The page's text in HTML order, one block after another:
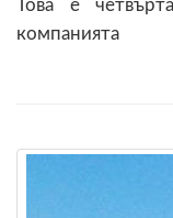
Това е
компанията